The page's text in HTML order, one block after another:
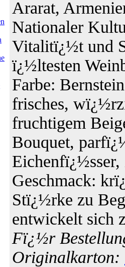
Ararat,
Nationaler
Vitalitï¿½t und
ï¿½ltesten
Farbe:
frisches,
fruchtigem
Bouquet,
Eichenfï¿½sser,
Geschmack:
Stï¿½rke zu
entwickelt sich
Fï¿½r
Originalkarton: